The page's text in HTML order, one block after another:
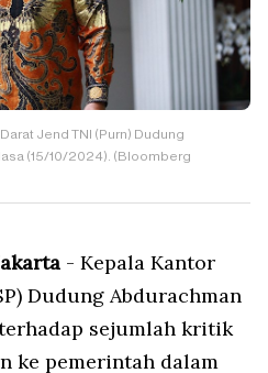
Jend TNI (Purn) Dudung
(15/10/2024). (Bloomberg
- Kepala Kantor
Dudung Abdurachman
sejumlah kritik
ke pemerintah dalam